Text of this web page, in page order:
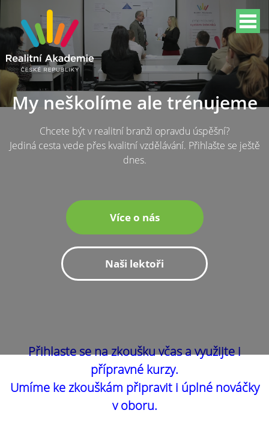
My neškolíme ale trénujeme
Chcete být v realitní branži opravdu úspěšní?
Jediná cesta vede přes kvalitní vzdělávání. Přihlašte se ještě
dnes.
Více o nás
Naši lektoři
Přihlaste se na zkoušku včas a využijte i
přípravné kurzy.
Umíme ke zkouškám připravit i úplné nováčky
v oboru.